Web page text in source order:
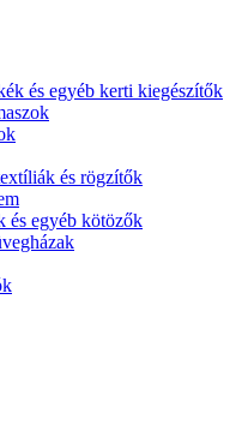
és egyéb kerti kiegészítők
és rögzítők
és egyéb kötözők